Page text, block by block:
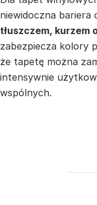
niewidoczna bariera
tłuszczem, kurzem
zabezpiecza kolory
że tapetę można
intensywnie
wspólnych.